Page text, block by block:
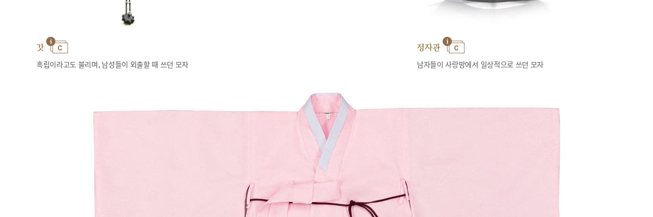
갓
흑립이라고도 불리며, 남성들이 외출할 때 쓰던 모자
정자관
남자들이 사랑방에서 일상적으로 쓰던 모자